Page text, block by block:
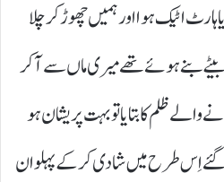
اٹیک ہوا اور ہمیں چھوڑ کر چلا
بنے ہوئے تھے میری ماں سے آکر
ظلم کا بتایا تو بہت پریشان ہو
اِس طرح میں شادی کر کے پہلوان